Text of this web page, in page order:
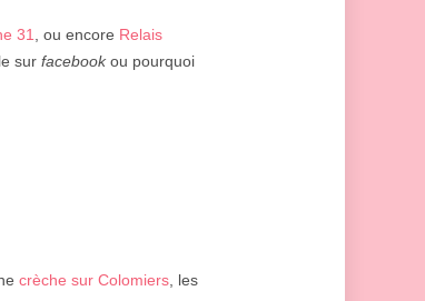
31, ou encore Relais
sur facebookou pourquoi
crèche sur Colomiers, les